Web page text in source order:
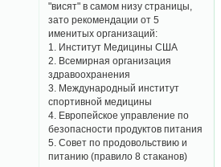
"висят" в самом низу страницы,
зато рекомендации от 5
именитых организаций:
1. Институт Медицины США
2. Всемирная организация
здравоохранения
3. Международный институт
спортивной медицины
4. Европейское управление по
безопасности продуктов питания
5. Совет по продовольствию и
питанию (правило 8 стаканов)